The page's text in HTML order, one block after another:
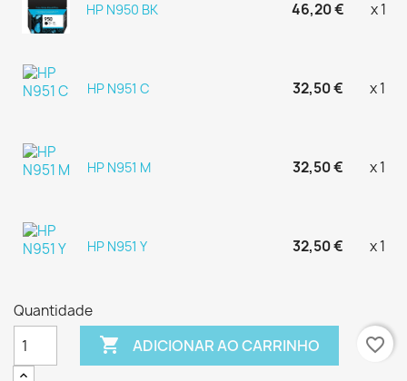
HP N950 BK 46,20 € x 1
HP N951 C 32,50 € x 1
HP N951 M 32,50 € x 1
HP N951 Y 32,50 € x 1
Quantidade
 ADICIONAR AO CARRINHO favorite_border